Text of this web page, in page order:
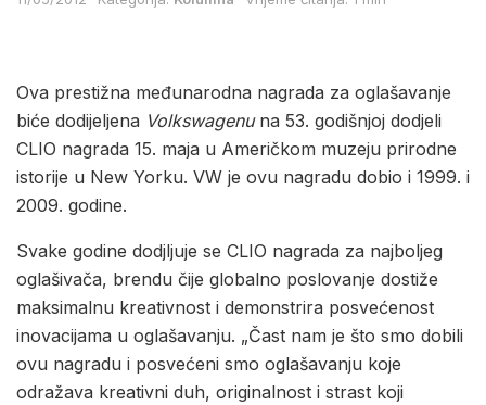
Ova prestižna međunarodna nagrada za oglašavanje
biće dodijeljena Volkswagenuna 53. godišnjoj dodjeli
CLIO nagrada 15. maja u Američkom muzeju prirodne
istorije u New Yorku. VW je ovu nagradu dobio i 1999. i
2009. godine.
Svake godine dodjljuje se CLIO nagrada za najboljeg
oglašivača, brendu čije globalno poslovanje dostiže
maksimalnu kreativnost i demonstrira posvećenost
inovacijama u oglašavanju. „Čast nam je što smo dobili
ovu nagradu i posvećeni smo oglašavanju koje
odražava kreativni duh, originalnost i strast koji